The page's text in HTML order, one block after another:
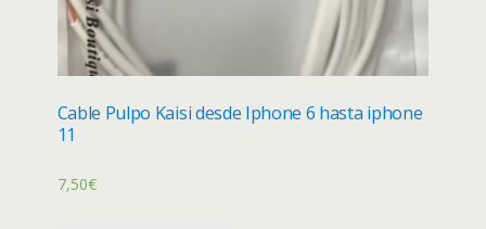
Cable Pulpo Kaisi desde Iphone 6 hasta iphone
11
7,50€